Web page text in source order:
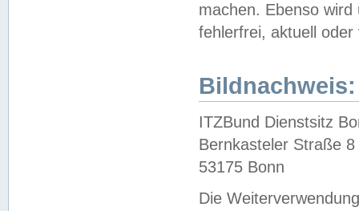
machen. Ebenso
fehlerfrei, aktuell oder
Bildnachweis:
ITZBund Dienstsitz
Bernkasteler Straße 8
53175 Bonn
Die